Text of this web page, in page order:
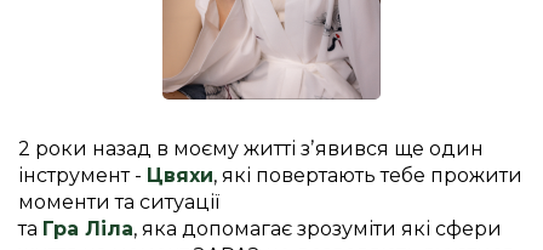
2 роки назад в моєму житті зʼявився ще один
інструмент - Цвяхи, які повертають тебе прожити
моменти та ситуації
та Гра Ліла, яка допомагає зрозуміти які сфери